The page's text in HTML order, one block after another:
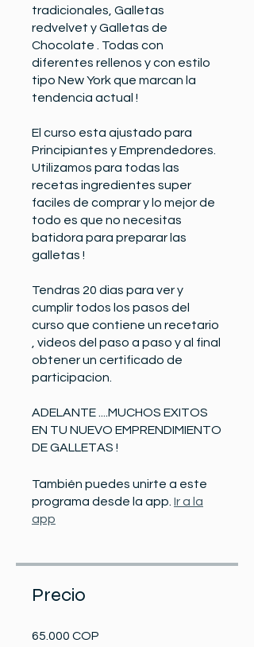
tradicionales, Galletas
redvelvet y Galletas de
Chocolate . Todas con
diferentes rellenos y con estilo
tipo New York que marcan la
tendencia actual !
El curso esta ajustado para
Principiantes y Emprendedores.
Utilizamos para todas las
recetas ingredientes super
faciles de comprar y lo mejor de
todo es que no necesitas
batidora para preparar las
galletas !
Tendras 20 dias para ver y
cumplir todos los pasos del
curso que contiene un recetario
, videos del paso a paso y al final
obtener un certificado de
participacion.
ADELANTE ....MUCHOS EXITOS
EN TU NUEVO EMPRENDIMIENTO
DE GALLETAS !
También puedes unirte a este
programa desde la app. Ir a la
app
Precio
65.000 COP